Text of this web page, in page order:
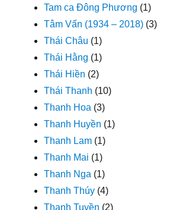
Tam ca Đông Phương (1)
Tâm Vấn (1934 – 2018) (3)
Thái Châu (1)
Thái Hằng (1)
Thái Hiền (2)
Thái Thanh (10)
Thanh Hoa (3)
Thanh Huyền (1)
Thanh Lam (1)
Thanh Mai (1)
Thanh Nga (1)
Thanh Thúy (4)
Thanh Tuyền (2)